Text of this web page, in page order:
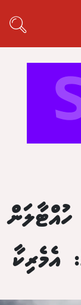
ހުއްޓާލަން
އެމެރިކާ